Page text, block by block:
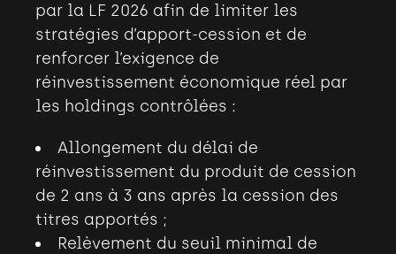
par la LF 2026 afin de limiter les
stratégies d’apport-cession et de
renforcer l’exigence de
réinvestissement économique réel par
les holdings contrôlées :
Allongement du délai de
réinvestissement du produit de cession
de 2 ans à 3 ans après la cession des
titres apportés ;
Relèvement du seuil minimal de